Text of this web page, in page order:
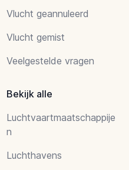
Vlucht geannuleerd
Vlucht gemist
Veelgestelde vragen
Bekijk alle
Luchtvaartmaatschappije
n
Luchthavens